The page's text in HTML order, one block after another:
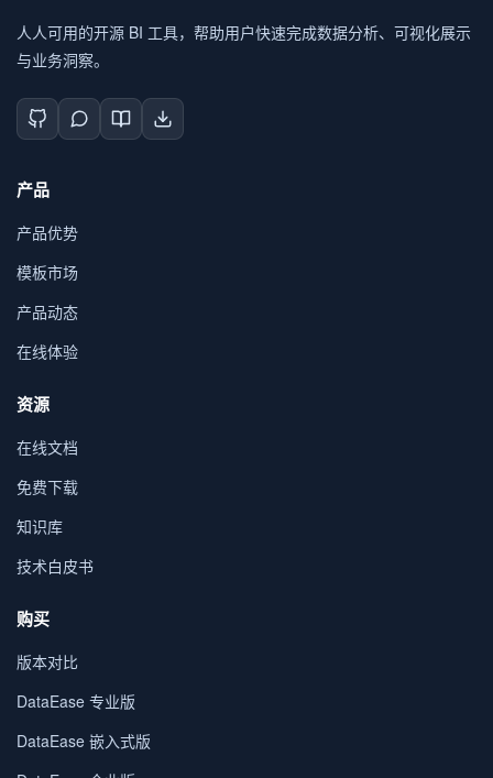
人人可用的开源 BI 工具，帮助用户快速完成数据分析、可视化展示
与业务洞察。
产品
产品优势
模板市场
产品动态
在线体验
资源
在线文档
免费下载
知识库
技术白皮书
购买
版本对比
DataEase 专业版
DataEase 嵌入式版